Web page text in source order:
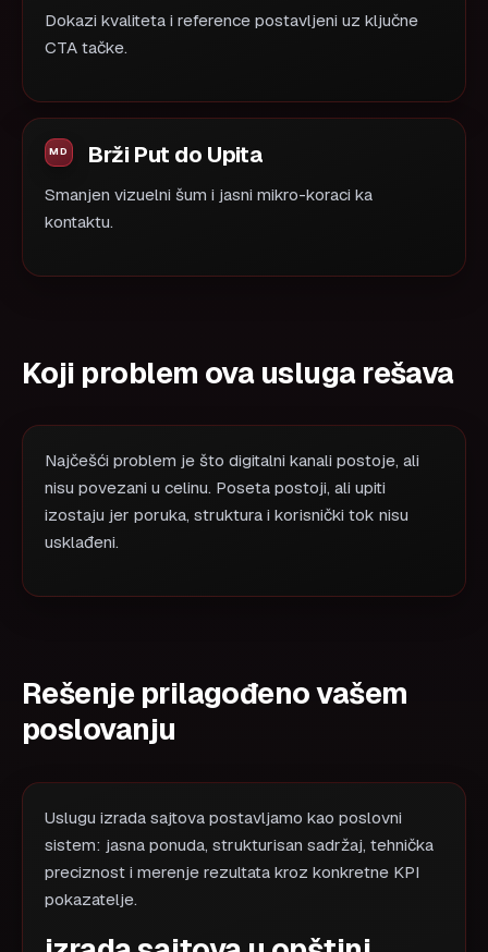
Dokazi kvaliteta i reference postavljeni uz ključne
CTA tačke.
Brži Put do Upita
Smanjen vizuelni šum i jasni mikro-koraci ka
kontaktu.
Koji problem ova usluga rešava
Najčešći problem je što digitalni kanali postoje, ali
nisu povezani u celinu. Poseta postoji, ali upiti
izostaju jer poruka, struktura i korisnički tok nisu
usklađeni.
Rešenje prilagođeno vašem
poslovanju
Uslugu izrada sajtova postavljamo kao poslovni
sistem: jasna ponuda, strukturisan sadržaj, tehnička
preciznost i merenje rezultata kroz konkretne KPI
pokazatelje.